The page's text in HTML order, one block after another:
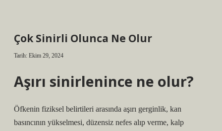
Çok Sinirli Olunca Ne Olur
Tarih: Ekim 29, 2024
Aşırı sinirlenince ne olur?
Öfkenin fiziksel belirtileri arasında aşırı gerginlik, kan
basıncının yükselmesi, düzensiz nefes alıp verme, kalp